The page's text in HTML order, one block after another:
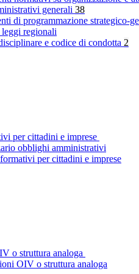
generali 38
di programmazione strategico-
leggi regionali
e codice di condotta 2
per cittadini e imprese
obblighi amministrativi
per cittadini e imprese
o struttura analoga
OIV o struttura analoga